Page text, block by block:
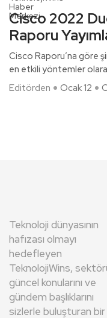
Cisco 2022
Raporu
Cisco Raporu’na göre
en etkili yöntemler
Editörden
Ocak 12
Teknoloji dünyasının
hafızası olmayı
hedefleyen
TeknolojiWins,
güncel konularını ve
gündem başlıklarını
sizlerle buluşturan bir